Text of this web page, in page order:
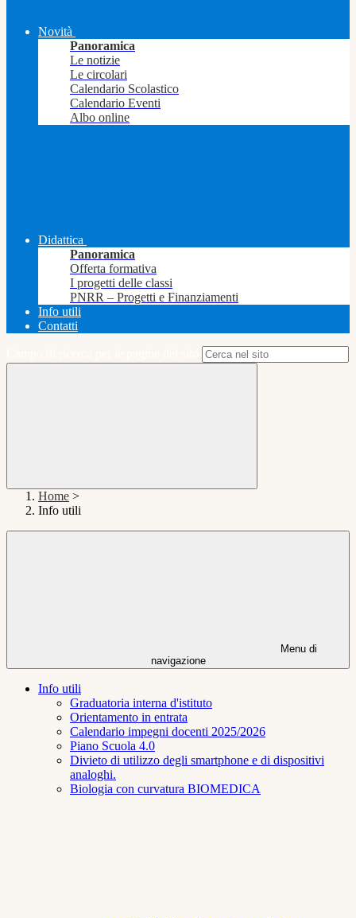
Novità
Panoramica
Le notizie
Le circolari
Calendario Scolastico
Calendario Eventi
Albo online
Didattica
Panoramica
Offerta formativa
I progetti delle classi
PNRR – Progetti e Finanziamenti
Info utili
Contatti
Home >
Info utili
Menu di
navigazione
Info utili
Graduatoria interna d'istituto
Orientamento in entrata
Calendario impegni docenti 2025/2026
Piano Scuola 4.0
Divieto di utilizzo degli smartphone e di dispositivi
analoghi.
Biologia con curvatura BIOMEDICA